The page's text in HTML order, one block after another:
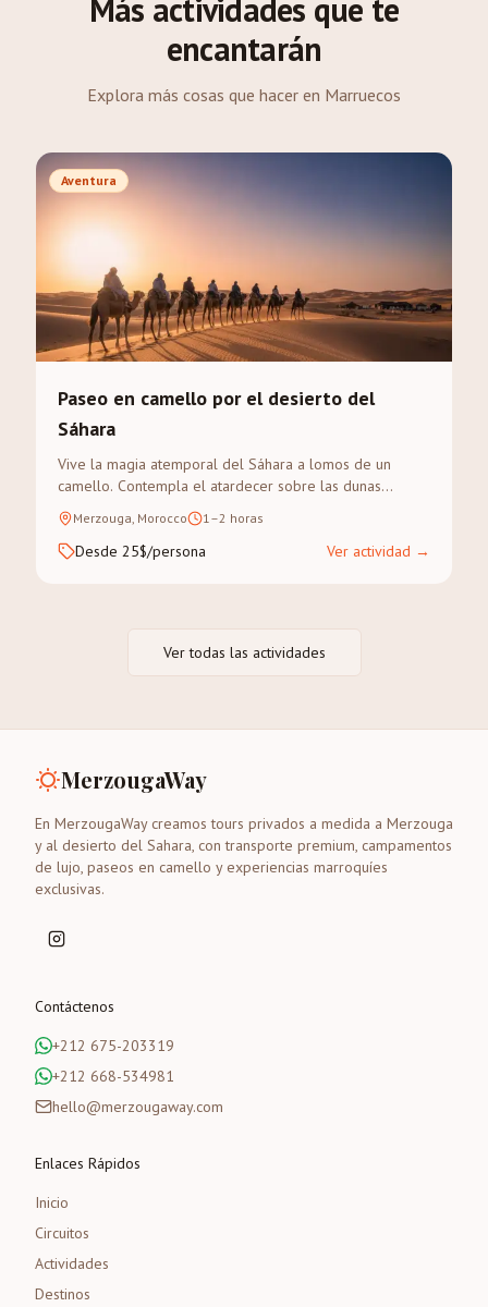
Más actividades que te
encantarán
Explora más cosas que hacer en Marruecos
Aventura
Paseo en camello por el desierto del
Sáhara
Vive la magia atemporal del Sáhara a lomos de un
camello. Contempla el atardecer sobre las dunas
doradas del Erg Chebbi en un trek guiado.
Merzouga, Morocco 1–2 horas
Desde 25$/persona Ver actividad →
Ver todas las actividades
MerzougaWay
En MerzougaWay creamos tours privados a medida a Merzouga
y al desierto del Sahara, con transporte premium, campamentos
de lujo, paseos en camello y experiencias marroquíes
exclusivas.
Contáctenos
+212 675-203319
+212 668-534981
hello@merzougaway.com
Enlaces Rápidos
Inicio
Circuitos
Actividades
Destinos